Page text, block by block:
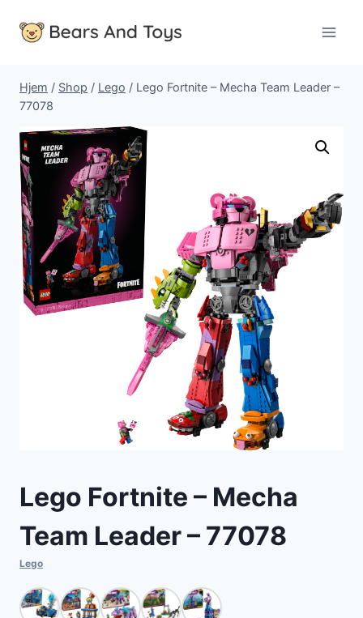
Hjem / Shop / Lego / Lego Fortnite – Mecha Team Leader –
77078
Lego Fortnite – Mecha
Team Leader – 77078
Lego